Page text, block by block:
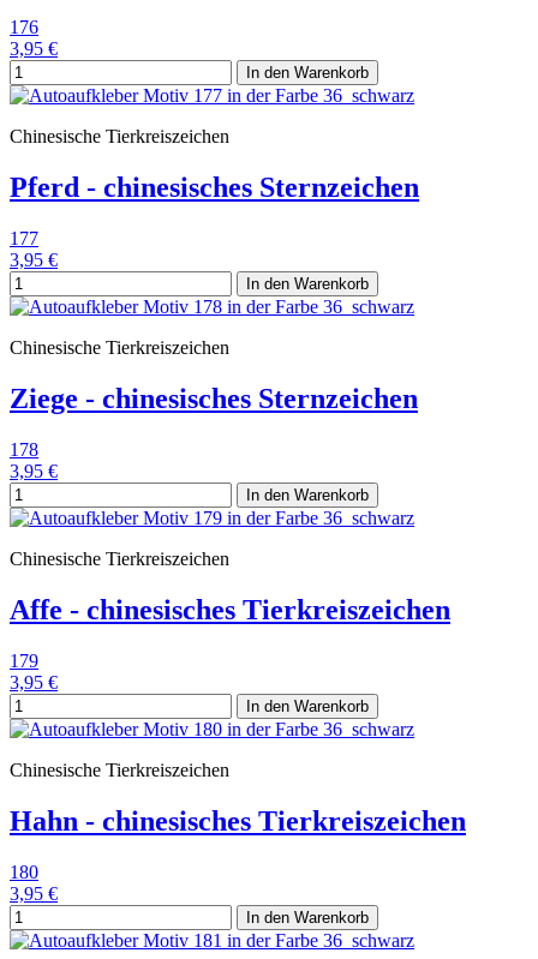
176
3,95 €
In den Warenkorb
Chinesische Tierkreiszeichen
Pferd - chinesisches Sternzeichen
177
3,95 €
In den Warenkorb
Chinesische Tierkreiszeichen
Ziege - chinesisches Sternzeichen
178
3,95 €
In den Warenkorb
Chinesische Tierkreiszeichen
Affe - chinesisches Tierkreiszeichen
179
3,95 €
In den Warenkorb
Chinesische Tierkreiszeichen
Hahn - chinesisches Tierkreiszeichen
180
3,95 €
In den Warenkorb